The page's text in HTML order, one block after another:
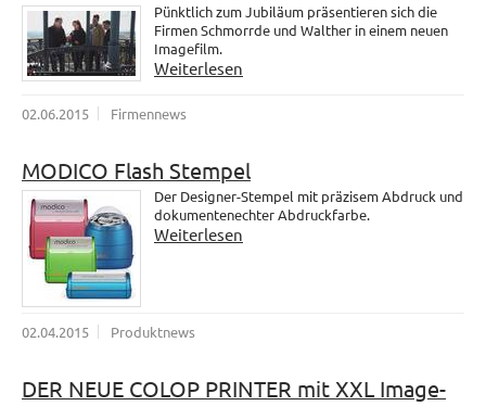
Pünktlich zum Jubiläum präsentieren sich die
Firmen Schmorrde und Walther in einem neuen
Imagefilm.
Weiterlesen
02.06.2015 Firmennews
MODICO Flash Stempel
Der Designer-Stempel mit präzisem Abdruck und
dokumentenechter Abdruckfarbe.
Weiterlesen
02.04.2015 Produktnews
DER NEUE COLOP PRINTER mit XXL Image-